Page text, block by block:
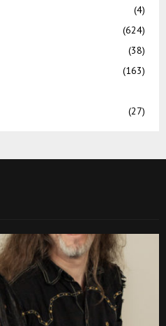
(4)
(624)
(38)
(163)
(27)